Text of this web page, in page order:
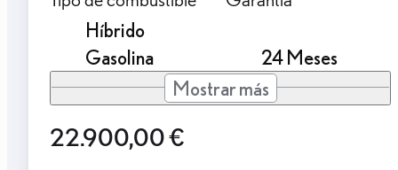
Híbrido
Gasolina
24 Meses
Mostrar más
22.900,00 €